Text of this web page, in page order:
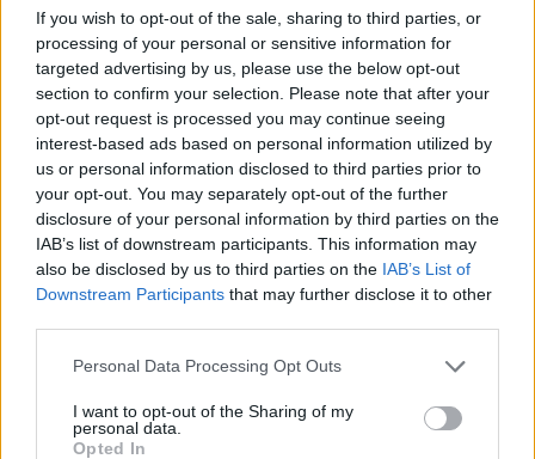
If you wish to opt-out of the sale, sharing to third parties, or
processing of your personal or sensitive information for
targeted advertising by us, please use the below opt-out
section to confirm your selection. Please note that after your
opt-out request is processed you may continue seeing
interest-based ads based on personal information utilized by
us or personal information disclosed to third parties prior to
your opt-out. You may separately opt-out of the further
disclosure of your personal information by third parties on the
IAB’s list of downstream participants. This information may
also be disclosed by us to third parties on the IAB’s List of
Downstream Participants that may further disclose it to other
Personal Data Processing Opt Outs
I want to opt-out of the Sharing of my
personal data.
Opted In
Ännu ett bryggeri som tvingats gå i konkurs
Höga kostnader och ett trasigt bryggverk har gjort att Bergslagens
Brygghus följer i raden av bryggerier som läggs ner eller går i...
En silvermedalj tillhörde det bästa som hände Bergslagens
Brygghus under 2017. Det och mer får du veta av deras enkätsvar.